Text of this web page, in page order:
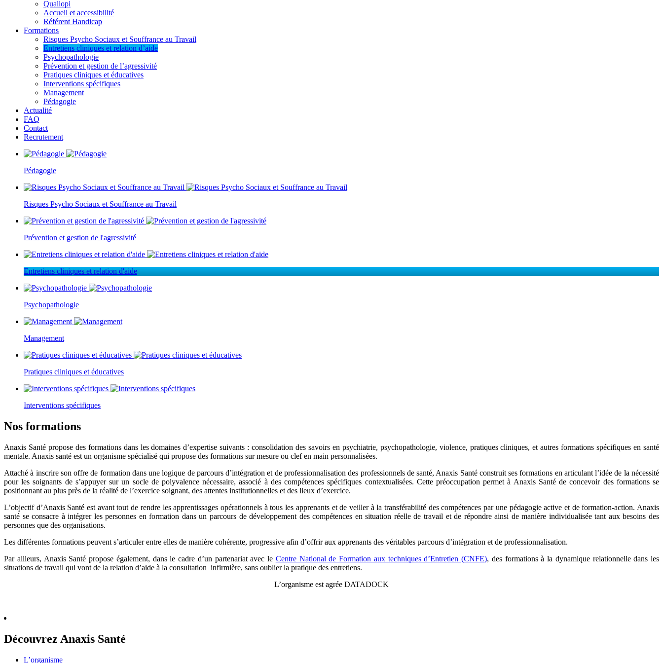
Qualiopi
Accueil et accessibilité
Référent Handicap
Formations
Risques Psycho Sociaux et Souffrance au Travail
Entretiens cliniques et relation d’aide
Psychopathologie
Prévention et gestion de l’agressivité
Pratiques cliniques et éducatives
Interventions spécifiques
Management
Pédagogie
Actualité
FAQ
Contact
Recrutement
Pédagogie
Risques Psycho Sociaux et Souffrance au Travail
Prévention et gestion de l'agressivité
Entretiens cliniques et relation d'aide
Psychopathologie
Management
Pratiques cliniques et éducatives
Interventions spécifiques
Nos formations
Anaxis Santé propose des formations dans les domaines d’expertise suivants : consolidation des savoirs en psychiatrie, psychopathologie, violence, pratiques cliniques, et autres formations spécifiques en santé
mentale. Anaxis santé est un organisme spécialisé qui propose des formations sur mesure ou clef en main personnalisées.
Attaché à inscrire son offre de formation dans une logique de parcours d’intégration et de professionnalisation des professionnels de santé, Anaxis Santé construit ses formations en articulant l’idée de la nécessité
pour les soignants de s’appuyer sur un socle de polyvalence nécessaire, associé à des compétences spécifiques contextualisées. Cette préoccupation permet à Anaxis Santé de concevoir des formations se
positionnant au plus près de la réalité de l’exercice soignant, des attentes institutionnelles et des lieux d’exercice.
L’objectif d’Anaxis Santé est avant tout de rendre les apprentissages opérationnels à tous les apprenants et de veiller à la transférabilité des compétences par une pédagogie active et de formation-action. Anaxis
santé se consacre à intégrer les personnes en formation dans un parcours de développement des compétences en situation réelle de travail et de répondre ainsi de manière individualisée tant aux besoins des
personnes que des organisations.
Les différentes formations peuvent s’articuler entre elles de manière cohérente, progressive afin d’offrir aux apprenants des véritables parcours d’intégration et de professionnalisation.
Par ailleurs, Anaxis Santé propose également, dans le cadre d’un partenariat avec le Centre National de Formation aux techniques d’Entretien (CNFE), des formations à la dynamique relationnelle dans les
situations de travail qui vont de la relation d’aide à la consultation infirmière, sans oublier la pratique des entretiens.
L’organisme est agrée DATADOCK
Découvrez Anaxis Santé
L’organisme